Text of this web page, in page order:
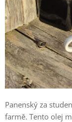
Panenský za
farmě. Tento olej